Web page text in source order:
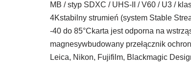
MB / styp SDXC / UHS-II / V60 / U3 /
4Kstabilny strumień (system Stable
-40 do 85°Ckarta jest odporna na
magnesywbudowany przełącznik
Leica, Nikon, Fujifilm, Blackmagic